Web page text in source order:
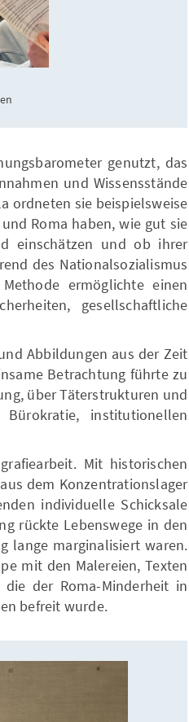
genutzt, das
und Wissensstände
ordneten sie beispielsweise
Roma haben, wie gut sie
einschätzen und ob ihrer
des Nationalsozialismus
ermöglichte einen
gesellschaftliche
Abbildungen aus der Zeit
Betrachtung führte zu
über Täterstrukturen und
institutionellen
Mit historischen
dem Konzentrationslager
individuelle Schicksale
rückte Lebenswege in den
lange marginalisiert waren.
mit den Malereien, Texten
der Roma-Minderheit in
befreit wurde.